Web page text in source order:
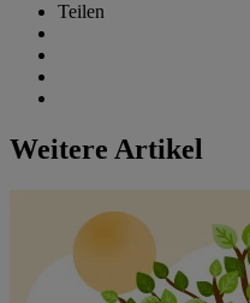
Teilen
Weitere Artikel